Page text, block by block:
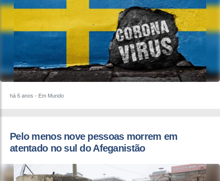
há 6 anos - Em Mundo
Pelo menos nove pessoas morrem em
atentado no sul do Afeganistão